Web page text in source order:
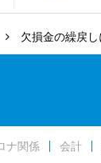
欠損金の繰戻
ナ関係 会計